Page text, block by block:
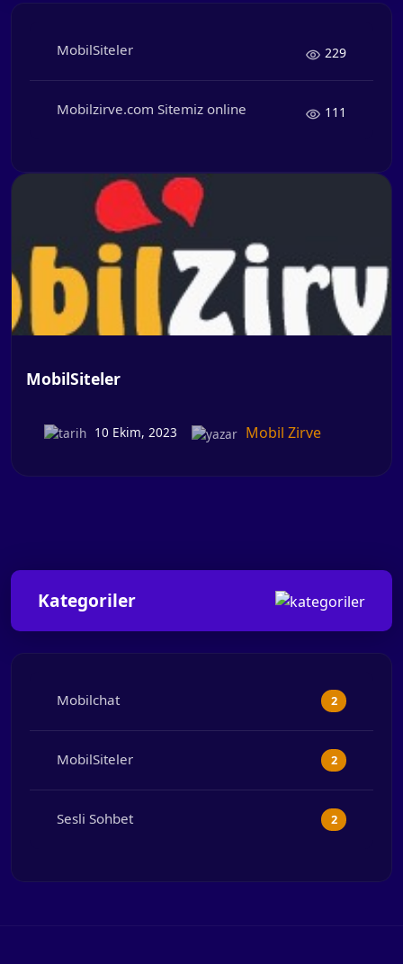
MobilSiteler 229
Mobilzirve.com Sitemiz online 111
MobilSiteler
10 Ekim, 2023 Mobil Zirve
Kategoriler
Mobilchat 2
MobilSiteler 2
Sesli Sohbet 2